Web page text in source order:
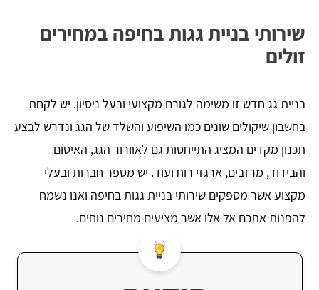
שירותי בניית גגות בחיפה במחירים
זולים
בניית גג חדש זו משימה לגורם מקצועי ובעל ניסיון. יש לקחת
בחשבון שיקולים שונים כמו השיפוע והשלד של הגג ונדרש לבצע
תכנון מקדים המציג התייחסות גם לאוורור הגג, האיטום
והבידוד, מרזבים, ארגזי רוח ועוד. יש מספר חברות ובעלי
מקצוע אשר מספקים שירותי בניית גגות בחיפה ואנו נשמח
להפנות אתכם אל אלו אשר מציעים מחירים נוחים.